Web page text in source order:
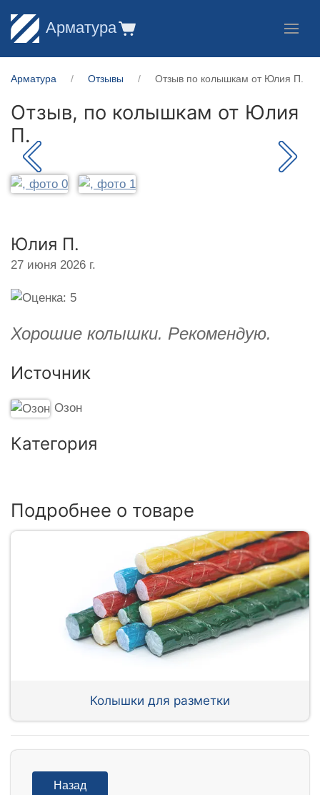
Арматура
Арматура Отзывы Отзыв по колышкам от Юлия П.
Отзыв, по колышкам от Юлия
П.
Юлия П.
27 июня 2026 г.
Хорошие колышки. Рекомендую.
Источник
Озон
Категория
Подробнее о товаре
Колышки для разметки
Назад